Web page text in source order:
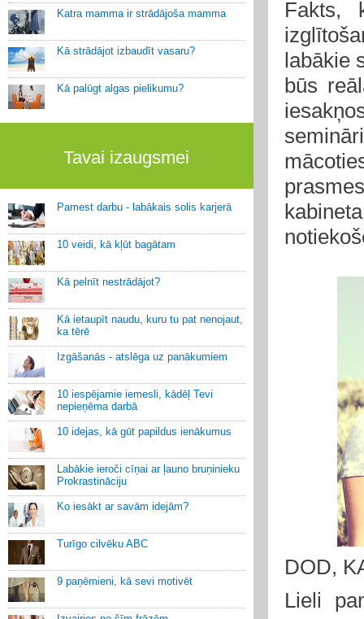
Katra mamma ir strādājoša mamma
Kā strādājot izbaudīt vasaru?
Kā palūgt algas pielikumu?
Tavai izaugsmei
Pamest darbu - labākais solis karjerā
10 veidi, kā kļūt bagātam
Kā pelnīt nestrādājot?
Kā ietaupīt naudu, kuru tu pat nenojaut,
ka tērē
Izgāšanās - atslēga uz panākumiem
10 iespējamie iemesli, kādēļ Tevi
nepieņēma darbā
10 idejas, kā gūt papildus ienākumus
Labākie ieroči cīņai ar ļauno bruņinieku
Prokrastināciju
Ko iesākt ar savām idejām?
Turīgo cilvēku ABC
9 paņēmieni, kā sevi motivēt
Fakts,
labākie
būs
DOD,
Lieli